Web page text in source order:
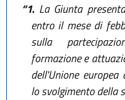
“1.La Giunta
entro il mese di
sulla
formazione e
dell'Unione europea
lo svolgimento della